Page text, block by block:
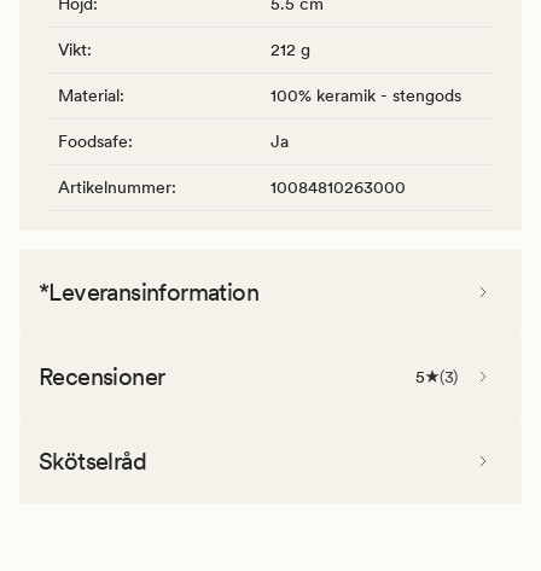
Vikt: 212 g
Material: 100% keramik - stengods
Foodsafe: Ja
Artikelnummer: 10084810263000
*Leveransinformation
Recensioner 5 (3)
Skötselråd